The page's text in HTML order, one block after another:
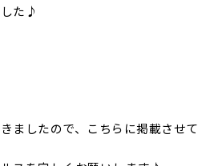
た♪
ましたので、こちらに掲載させ